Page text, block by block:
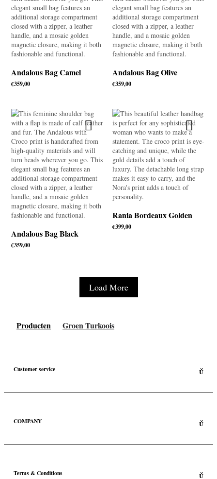
Andalous Bag Camel
€359,00
Andalous Bag Olive
€359,00
Andalous Bag Black
€359,00
Rania Bordeaux Golden
€399,00
Load More
Producten Groen Turkoois
Customer service
COMPANY
Terms & Conditions